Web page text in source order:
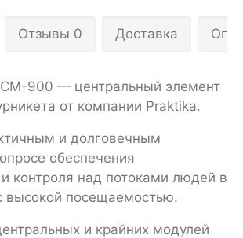
Отзывы 0 Доставка
900 — центральный элемент
от компании Praktika.
и долговечным
обеспечения
и контроля над потоками людей в
высокой посещаемостью.
и крайних модулей